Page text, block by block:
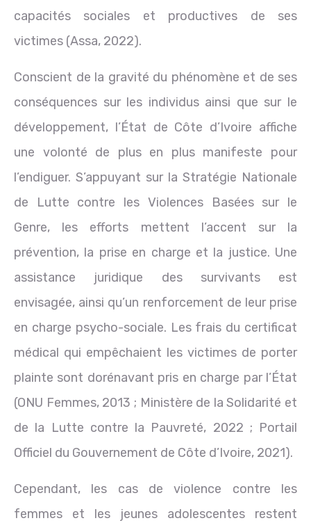
capacités sociales et productives de ses
victimes (Assa, 2022).
Conscient de la gravité du phénomène et de ses
conséquences sur les individus ainsi que sur le
développement, l’État de Côte d’Ivoire affiche
une volonté de plus en plus manifeste pour
l’endiguer. S’appuyant sur la Stratégie Nationale
de Lutte contre les Violences Basées sur le
Genre, les efforts mettent l’accent sur la
prévention, la prise en charge et la justice. Une
assistance juridique des survivants est
envisagée, ainsi qu’un renforcement de leur prise
en charge psycho-sociale. Les frais du certificat
médical qui empêchaient les victimes de porter
plainte sont dorénavant pris en charge par l’État
(ONU Femmes, 2013 ; Ministère de la Solidarité et
de la Lutte contre la Pauvreté, 2022 ; Portail
Officiel du Gouvernement de Côte d’Ivoire, 2021).
Cependant, les cas de violence contre les
femmes et les jeunes adolescentes restent